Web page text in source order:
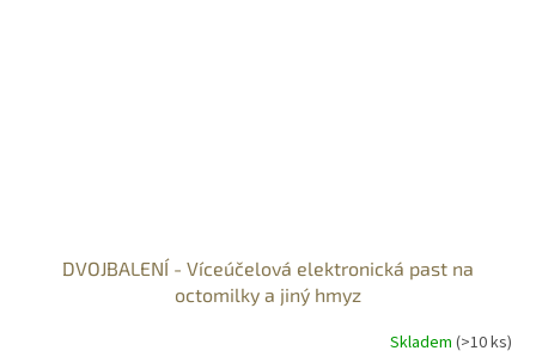
DVOJBALENÍ - Víceúčelová elektronická past na
octomilky a jiný hmyz
Skladem (>10 ks)